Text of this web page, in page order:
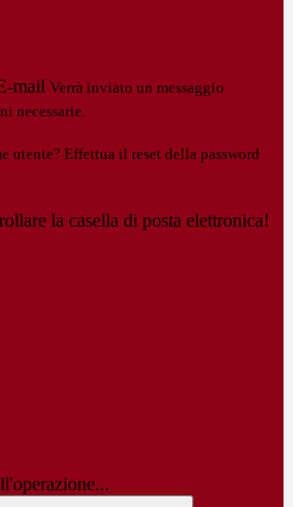
mail Verrà inviato un messaggio
necessarie.
utente? Effettua il reset della password
la casella di posta elettronica!